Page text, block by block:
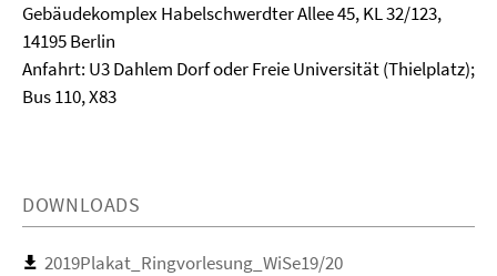
Gebäudekomplex Habelschwerdter Allee 45, KL 32/123,
14195 Berlin
Anfahrt: U3 Dahlem Dorf oder Freie Universität (Thielplatz);
Bus 110, X83
DOWNLOADS
2019Plakat_Ringvorlesung_WiSe19/20